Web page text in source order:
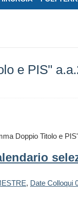
e PIS"
Doppio Titolo e
, Date Colloqui